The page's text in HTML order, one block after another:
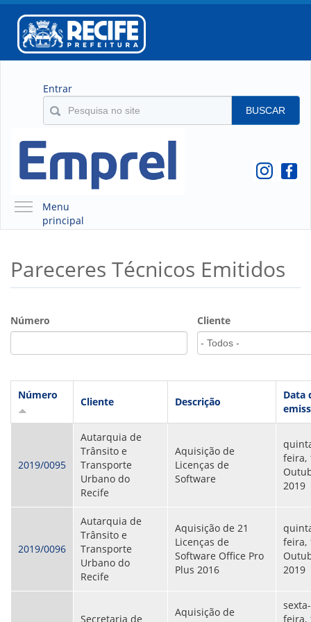
Entrar
BUSCAR
Menu
principal
QUEM SOMOS
O QUE É A EMPREL
ORGANOGRAMA
LOCALIZAÇÃO
GOVERNANÇA
NOTÍCIAS
COMISSÕES
LICITAÇÕES
ATAS DE REGISTRO DE PREÇOS
REGULAMENTO INTERNO DE LICITAÇÕES E
CONTRATO
GESTÃO DE PESSOAS
COLABORADORES
PLR
PARTICIPAÇÃO NOS LUCROS E RESULTADOS
Pareceres Técnicos Emitidos
Número Cliente
Número
Cliente Descrição
Data
2019/0095
Autarquia de
Trânsito e
Transporte
Urbano do
Recife
Aquisição de
Licenças de
Software
feira,
2019
2019/0096
Autarquia de
Trânsito e
Transporte
Urbano do
Recife
Aquisição de 21
Licenças de
Software Office Pro
Plus 2016
feira,
2019
Secretaria de
Aquisição de
sexta-
feira,